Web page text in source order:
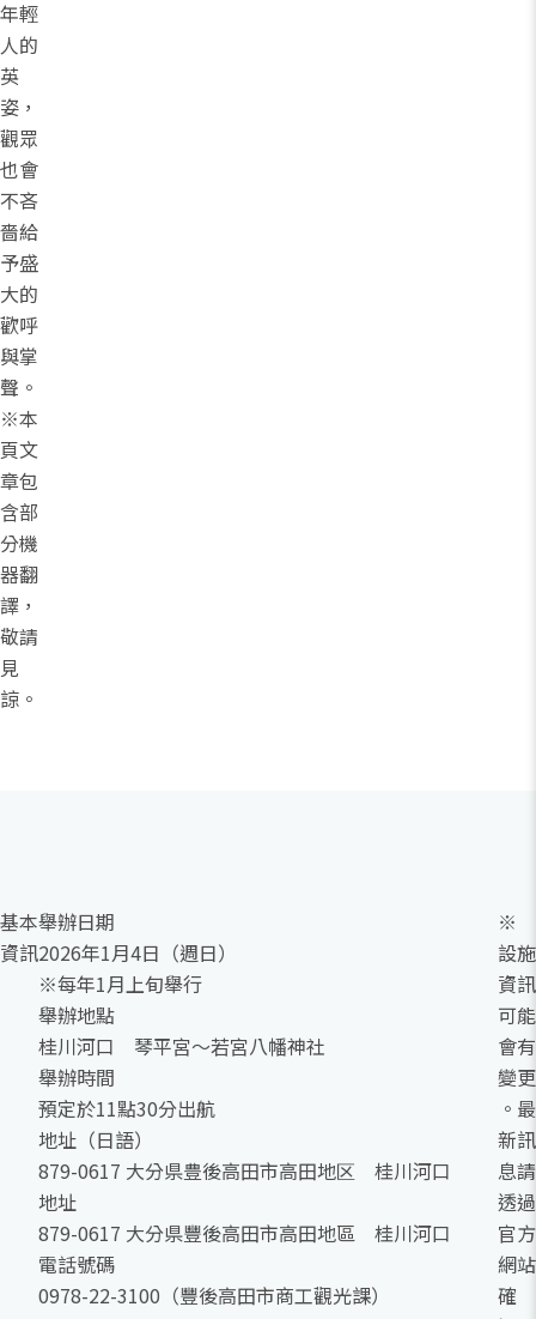
年輕
人的
英
姿，
觀眾
也會
不吝
嗇給
予盛
大的
歡呼
與掌
聲。
※本
頁文
章包
含部
分機
器翻
譯，
敬請
見
諒。
基本
資訊
舉辦日期
2026年1月4日（週日）
※每年1月上旬舉行
舉辦地點
桂川河口 琴平宮～若宮八幡神社
舉辦時間
預定於11點30分出航
地址（日語）
879-0617 大分県豊後高田市高田地区 桂川河口
地址
879-0617 大分県豐後高田市高田地區 桂川河口
電話號碼
0978-22-3100（豐後高田市商工觀光課）
※
設施
資訊
可能
會有
變更
。最
新訊
息請
透過
官方
網站
確